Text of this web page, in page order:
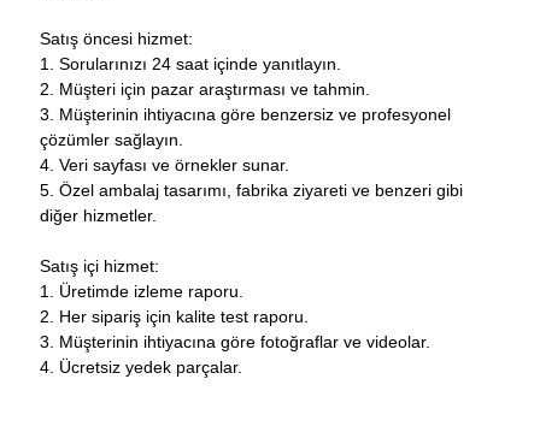
Satış öncesi hizmet:
1. Sorularınızı 24 saat içinde yanıtlayın.
2. Müşteri için pazar araştırması ve tahmin.
3. Müşterinin ihtiyacına göre benzersiz ve profesyonel
çözümler sağlayın.
4. Veri sayfası ve örnekler sunar.
5. Özel ambalaj tasarımı, fabrika ziyareti ve benzeri gibi
diğer hizmetler.
Satış içi hizmet:
1. Üretimde izleme raporu.
2. Her sipariş için kalite test raporu.
3. Müşterinin ihtiyacına göre fotoğraflar ve videolar.
4. Ücretsiz yedek parçalar.